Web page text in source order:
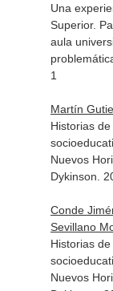
Una
Superior.
aula
1
Martín
Historias
Nuevos
Dykinson.
Conde
Sevillano
Historias
Nuevos